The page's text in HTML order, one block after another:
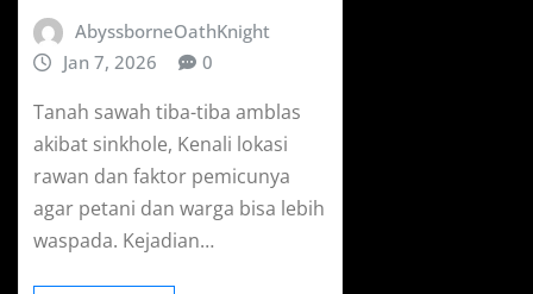
AbyssborneOathKnight
Jan 7, 2026
0
Tanah sawah tiba-tiba amblas
akibat sinkhole, Kenali lokasi
rawan dan faktor pemicunya
agar petani dan warga bisa lebih
waspada. Kejadian…